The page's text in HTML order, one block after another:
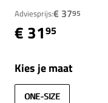
Adviesprijs:€ 3795
€ 3195
Kies je maat
ONE-SIZE